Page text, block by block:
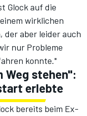
Glock auf die
wirklichen
der aber leider auch
nur Probleme
konnte."
Weg stehen":
erlebte
bereits beim Ex-